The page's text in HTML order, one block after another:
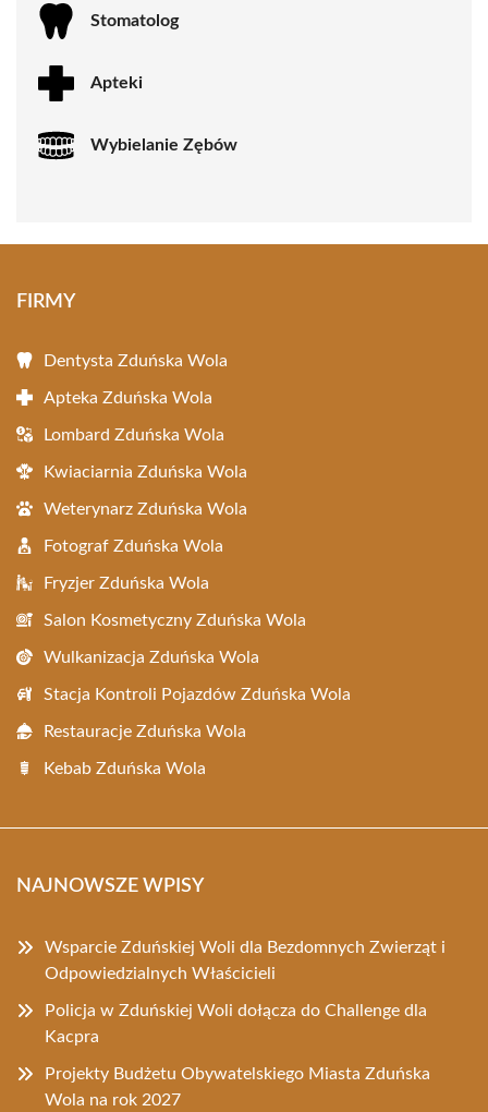
Stomatolog
Apteki
Wybielanie Zębów
FIRMY
Dentysta Zduńska Wola
Apteka Zduńska Wola
Lombard Zduńska Wola
Kwiaciarnia Zduńska Wola
Weterynarz Zduńska Wola
Fotograf Zduńska Wola
Fryzjer Zduńska Wola
Salon Kosmetyczny Zduńska Wola
Wulkanizacja Zduńska Wola
Stacja Kontroli Pojazdów Zduńska Wola
Restauracje Zduńska Wola
Kebab Zduńska Wola
NAJNOWSZE WPISY
Wsparcie Zduńskiej Woli dla Bezdomnych Zwierząt i
Odpowiedzialnych Właścicieli
Policja w Zduńskiej Woli dołącza do Challenge dla
Kacpra
Projekty Budżetu Obywatelskiego Miasta Zduńska
Wola na rok 2027